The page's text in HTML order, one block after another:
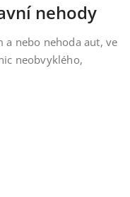
nehody
a nebo nehoda aut, ve
neobvyklého,